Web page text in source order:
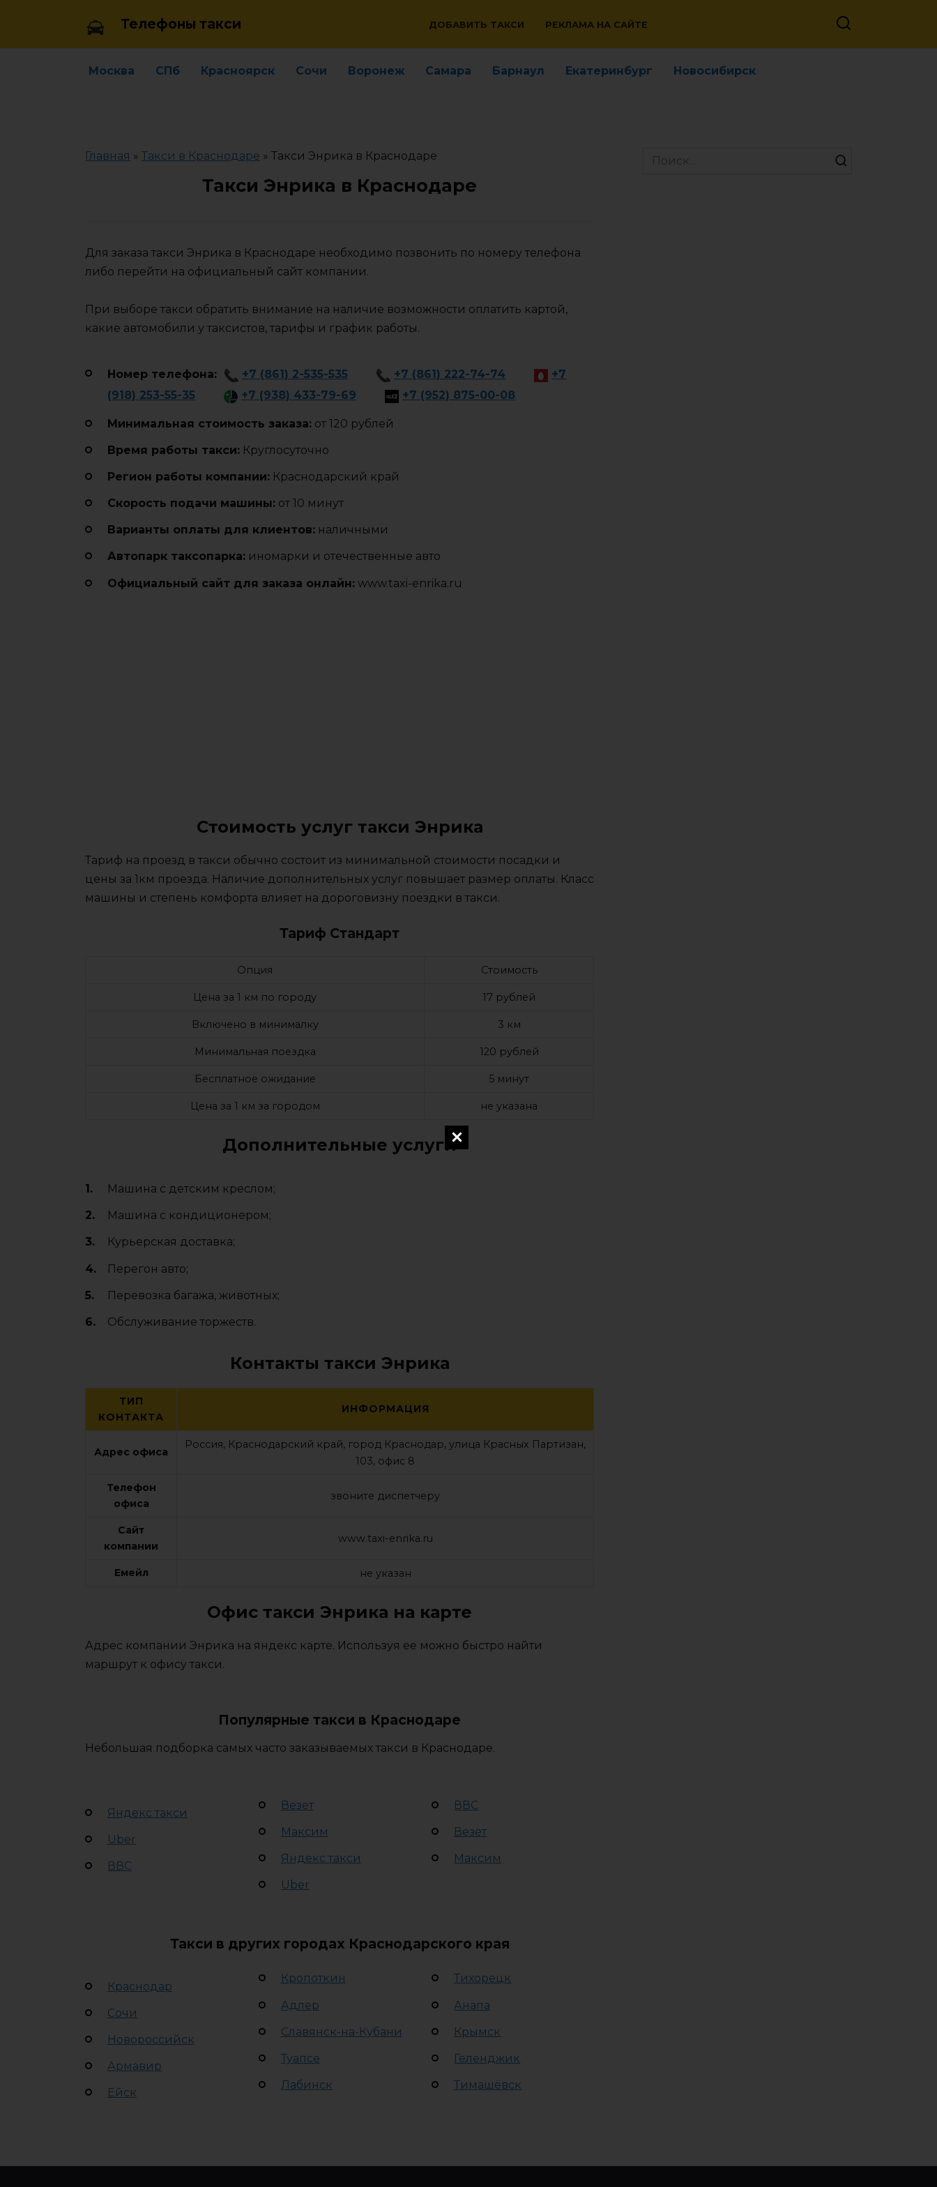
Телефоны такси ДОБАВИТЬ ТАКСИ РЕКЛАМА НА САЙТЕ
Москва СПб Красноярск Сочи Воронеж Самара Барнаул Екатеринбург Новосибирск
Главная » Такси в Краснодаре » Такси Энрика в Краснодаре
Такси Энрика в Краснодаре
Для заказа такси Энрика в Краснодаре необходимо позвонить по номеру телефона
либо перейти на официальный сайт компании.
При выборе такси обратить внимание на наличие возможности оплатить картой,
какие автомобили у таксистов, тарифы и график работы.
Номер телефона: +7 (861) 2-535-535 +7 (861) 222-74-74
+7
(918) 253-55-35
+7 (938) 433-79-69 +7 (952) 875-00-08
Минимальная стоимость заказа: от 120 рублей
Время работы такси: Круглосуточно
Регион работы компании: Краснодарский край
Cкорость подачи машины: от 10 минут
Варианты оплаты для клиентов: наличными
Автопарк таксопарка: иномарки и отечественные авто
Официальный сайт для заказа онлайн: www.taxi-enrika.ru
Стоимость услуг такси Энрика
Тариф на проезд в такси обычно состоит из минимальной стоимости посадки и
цены за 1км проезда. Наличие дополнительных услуг повышает размер оплаты. Класс
машины и степень комфорта влияет на дороговизну поездки в такси.
Тариф Стандарт
Опция Стоимость
Цена за 1 км по городу 17 рублей
Включено в минималку 3 км
Минимальная поездка 120 рублей
Бесплатное ожидание 5 минут
Цена за 1 км за городом не указана
Дополнительные услуги
Машина с детским креслом;
Машина с кондиционером;
Курьерская доставка;
Перегон авто;
Перевозка багажа, животных;
Обслуживание торжеств.
Контакты такси Энрика
ТИП
КОНТАКТА
ИНФОРМАЦИЯ
Адрес офиса
Россия, Краснодарский край, город Краснодар, улица Красных Партизан,
103, офис 8
Телефон
офиса
звоните диспетчеру
Сайт
компании
www.taxi-enrika.ru
Емейл не указан
Офис такси Энрика на карте
Адрес компании Энрика на яндекс карте. Используя ее можно быстро найти
маршрут к офису такси.
Популярные такси в Краснодаре
Небольшая подборка самых часто заказываемых такси в Краснодаре.
Яндекс такси
Uber
ВВС
Везет
Максим
Яндекс такси
Uber
ВВС
Везет
Максим
Такси в других городах Краснодарского края
Краснодар
Сочи
Новороссийск
Армавир
Ейск
Кропоткин
Адлер
Славянск-на-Кубани
Туапсе
Лабинск
Тихорецк
Анапа
Крымск
Геленджик
Тимашёвск
Search